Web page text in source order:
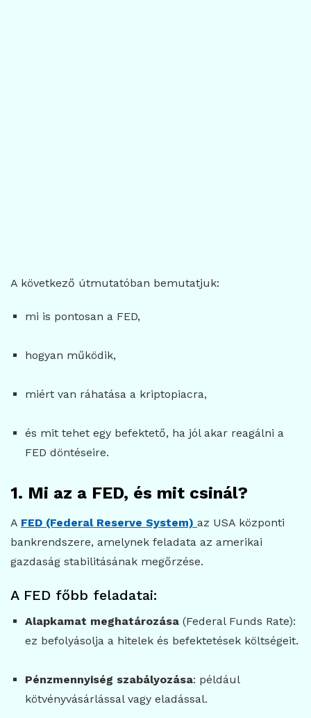
A következő útmutatóban bemutatjuk:
mi is pontosan a FED,
hogyan működik,
miért van ráhatása a kriptopiacra,
és mit tehet egy befektető, ha jól akar reagálni a
FED döntéseire.
1. Mi az a FED, és mit csinál?
A FED (Federal Reserve System) az USA központi
bankrendszere, amelynek feladata az amerikai
gazdaság stabilitásának megőrzése.
A FED főbb feladatai:
Alapkamat meghatározása(Federal Funds Rate):
ez befolyásolja a hitelek és befektetések költségeit.
Pénzmennyiség szabályozása: például
kötvényvásárlással vagy eladással.